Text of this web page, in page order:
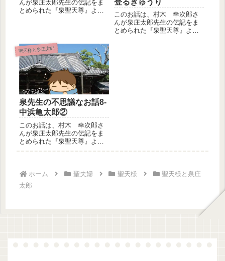
んが泉庄太郎先生の伝記をま
とめられた『泉聖天尊』よ
このお話は、村木 幸次郎さ
んが泉庄太郎先生の伝記をま
とめられた『泉聖天尊』よ
聖天様と泉庄太郎
泉先生の不思議なお話8-
中浜亀太郎②
このお話は、村木 幸次郎さ
んが泉庄太郎先生の伝記をま
とめられた『泉聖天尊』よ
ホーム 聖夫婦 聖天様
聖天様と泉庄
太郎